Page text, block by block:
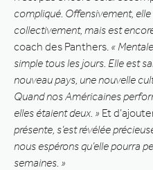
compliqué. Offensivement,
collectivement, mais est
coach des Panthers. «
simple tous les jours. Elle est
nouveau pays, une nouvelle
Quand nos Américaines
elles étaient deux. » Et
présente, s’est révélée
nous espérons qu’elle pourra
semaines. »